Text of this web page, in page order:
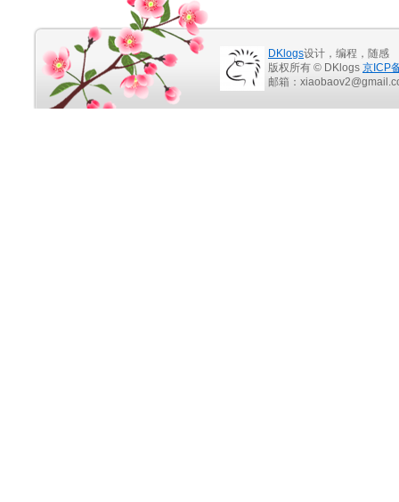
DKlogs设计，编程，随感
版权所有 © DKlogs 京ICP
邮箱：